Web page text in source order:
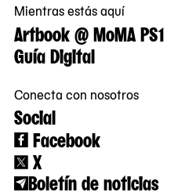
Mientras estás aquí
Artbook @ MoMA PS1
Guía Digital
Conecta con nosotros
Social
Facebook
X
Boletín de noticias